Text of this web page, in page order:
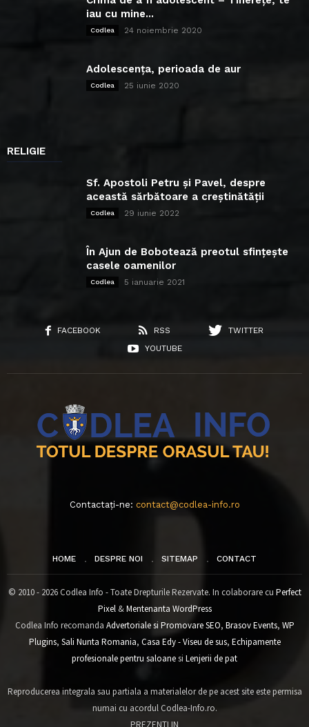
iau cu mine...
Codlea 24 noiembrie 2020
Adolescența, perioada de aur
Codlea 25 iunie 2020
RELIGIE
Sf. Apostoli Petru și Pavel, despre
această sărbătoare a creștinătății
Codlea 29 iunie 2022
În Ajun de Bobotează preotul sfințește
casele oamenilor
Codlea 5 ianuarie 2021
FACEBOOK RSS
TWITTER
YOUTUBE
Contactați-ne: contact@codlea-info.ro
HOME DESPRE NOI SITEMAP CONTACT
© 2010 - 2026 Codlea Info - Toate Drepturile Rezervate. In colaborare cu Perfect
Pixel&Mentenanta WordPress
Codlea Info recomanda Advertoriale si Promovare SEO, Brasov Events, WP
Plugins, Sali Nunta Romania, Casa Edy - Viseu de sus, Echipamente
profesionale pentru saloanesi Lenjerii de pat
Reproducerea integrala sau partiala a materialelor de pe acest site este permisa
numai cu acordul Codlea-Info.ro.